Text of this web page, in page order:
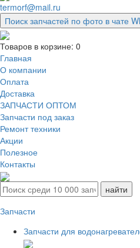
termorf@mail.ru
Поиск запчастей по фото в чате
Товаров в корзине: 0
Главная
О компании
Оплата
Доставка
ЗАПЧАСТИ ОПТОМ
Запчасти под заказ
Ремонт техники
Акции
Полезное
Контакты
Запчасти
Запчасти для